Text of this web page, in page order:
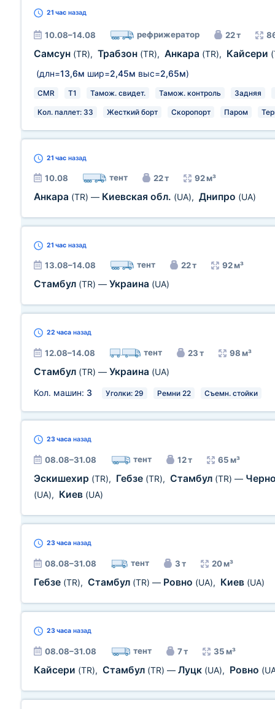
21 час назад
10.08–14.08 рефрижератор 22 т
Самсун (TR), Трабзон (TR), Анкара (TR), Кайсери
(длн=13,6м шир=2,45м выс=2,65м)
CMR T1 Тамож. свидет. Тамож. контроль Задняя
Кол. паллет: 33 Жесткий борт Скоропорт Паром
21 час назад
10.08 тент 22 т 92 м³
Анкара (TR) — Киевская обл. (UA), Днипро (UA)
21 час назад
13.08–14.08 тент 22 т 92 м³
Стамбул (TR) — Украина (UA)
22 часа назад
12.08–14.08 тент 23 т 98 м³
Стамбул (TR) — Украина (UA)
Кол. машин: 3 Уголки: 29 Ремни 22 Съемн. стойки
23 часа назад
08.08–31.08 тент 12 т 65 м³
Эскишехир (TR), Гебзе (TR), Стамбул (TR) —
(UA), Киев (UA)
23 часа назад
08.08–31.08 тент 3 т 20 м³
Гебзе (TR), Стамбул (TR) — Ровно (UA), Киев (UA)
23 часа назад
08.08–31.08 тент 7 т 35 м³
Кайсери (TR), Стамбул (TR) — Луцк (UA), Ровно